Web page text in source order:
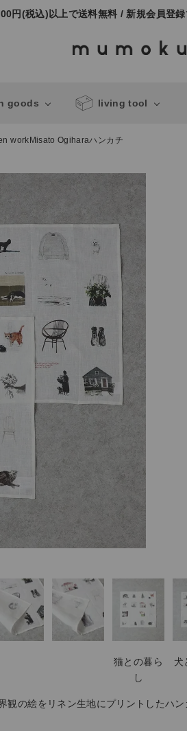
円(税込)以上で送料無料 / 新規会員登
goods living tool
workMisato Ogiharaハンカチ
猫との暮ら
し
犬
観の絵をリネン生地にプリントしたハン